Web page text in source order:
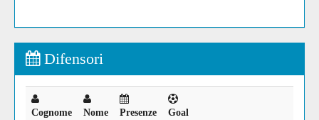
Difensori
Cognome Nome Presenze
Goal